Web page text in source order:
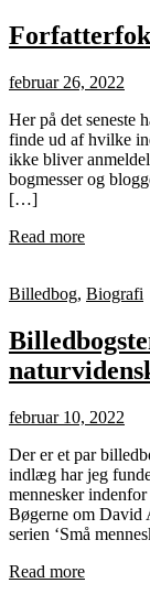
februar 26, 2022
Her på det seneste
finde ud af hvilke
ikke bliver
bogmesser og
[…]
Read more
Billedbog, Biografi
februar 10, 2022
Der er et par
indlæg har jeg
mennesker
Bøgerne om David
serien ‘Små
Read more